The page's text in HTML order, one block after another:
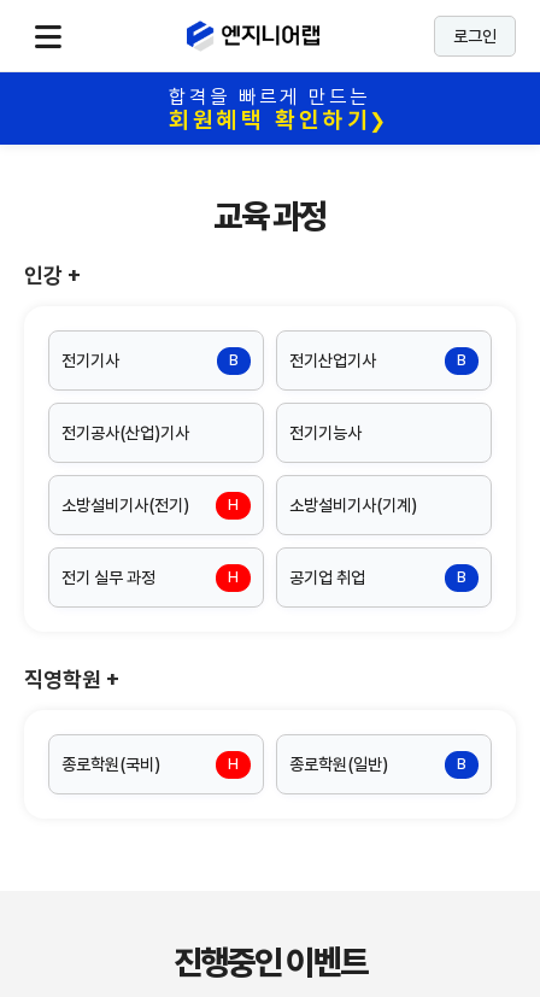
로그인
합격을 빠르게 만드는
회원혜택 확인하기 ❯
교육 과정
인강 +
전기기사 B 전기산업기사 B
전기공사(산업)기사 전기기능사
소방설비기사(전기) H 소방설비기사(기계)
전기 실무 과정 H 공기업 취업 B
직영학원 +
종로학원(국비) H 종로학원(일반) B
진행중인 이벤트